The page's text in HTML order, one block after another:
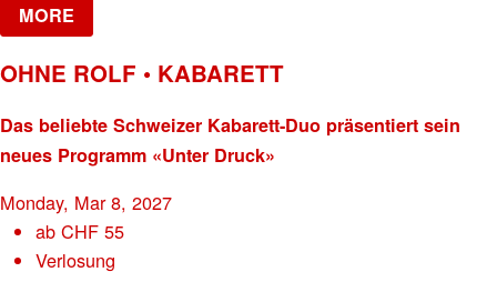
MORE
OHNE ROLF • KABARETT
Das beliebte Schweizer Kabarett-Duo präsentiert sein
neues Programm «Unter Druck»
Monday, Mar 8, 2027
abCHF 55
Verlosung